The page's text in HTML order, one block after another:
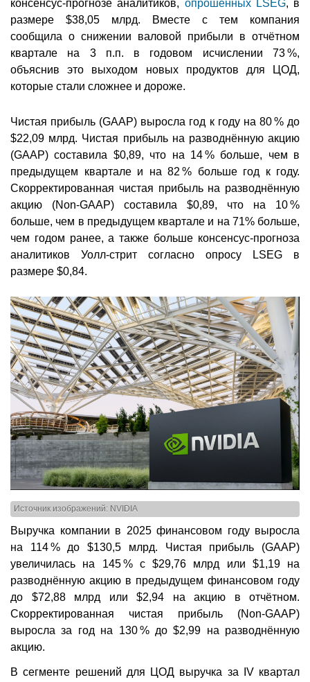
консенсус-прогнозе аналитиков, опрошенных LSEG, в
размере $38,05 млрд. Вместе с тем компания
сообщила о снижении валовой прибыли в отчётном
квартале на 3 п.п. в годовом исчислении 73 %,
объяснив это выходом новых продуктов для ЦОД,
которые стали сложнее и дороже.
Чистая прибыль (GAAP) выросла год к году на 80 % до
$22,09 млрд. Чистая прибыль на разводнённую акцию
(GAAP) составила $0,89, что на 14 % больше, чем в
предыдущем квартале и на 82 % больше год к году.
Скорректированная чистая прибыль на разводнённую
акцию (Non-GAAP) составила $0,89, что на 10 %
больше, чем в предыдущем квартале и на 71% больше,
чем годом ранее, а также больше консенсус-прогноза
аналитиков Уолл-стрит согласно опросу LSEG в
размере $0,84.
Источник изображений: NVIDIA
Выручка компании в 2025 финансовом году выросла
на 114 % до $130,5 млрд. Чистая прибыль (GAAP)
увеличилась на 145 % с $29,76 млрд или $1,19 на
разводнённую акцию в предыдущем финансовом году
до $72,88 млрд или $2,94 на акцию в отчётном.
Скорректированная чистая прибыль (Non-GAAP)
выросла за год на 130 % до $2,99 на разводнённую
акцию.
В сегменте решений для ЦОД выручка за IV квартал